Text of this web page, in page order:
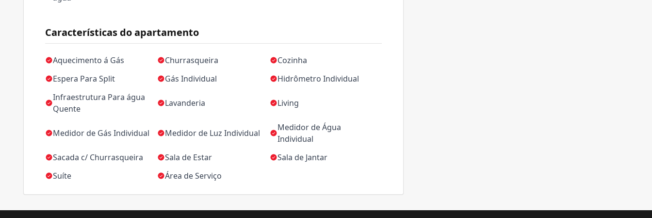
Características do apartamento
Aquecimento á Gás Churrasqueira
Cozinha
Espera Para Split
Gás Individual
Hidrômetro Individual
Infraestrutura Para água
Quente
Lavanderia Living
Medidor de Gás Individual Medidor de Luz Individual
Medidor de Água
Individual
Sacada c/ Churrasqueira
Sala de Estar
Sala de Jantar
Suíte
Área de Serviço